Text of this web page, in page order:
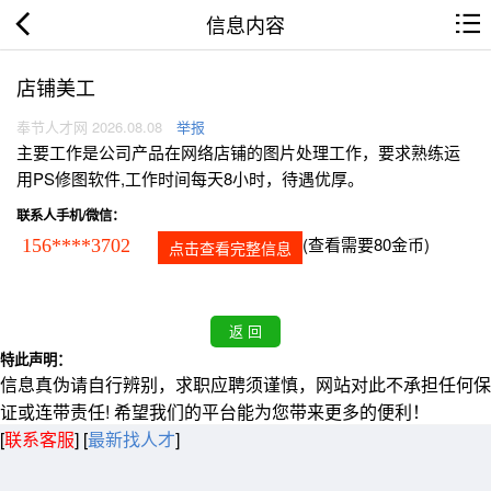
信息内容
店铺美工
奉节人才网 2026.08.08 举报
主要工作是公司产品在网络店铺的图片处理工作，要求熟练运
用PS修图软件,工作时间每天8小时，待遇优厚。
联系人手机/微信：
156****3702 点击查看完整信息 (查看需要80金币)
特此声明：
信息真伪请自行辨别，求职应聘须谨慎，网站对此不承担任何保
证或连带责任! 希望我们的平台能为您带来更多的便利！
[联系客服] [最新找人才]